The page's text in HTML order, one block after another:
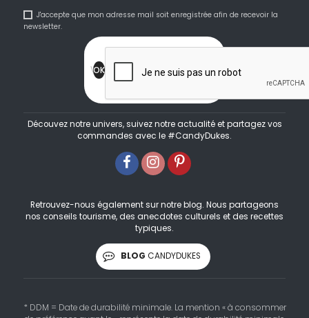
J'accepte que mon adresse mail soit enregistrée afin de recevoir la
newsletter.
Découvez notre univers, suivez notre actualité et partagez vos
commandes avec le #CandyDukes.
Retrouvez-nous également sur notre blog. Nous partageons
nos conseils tourisme, des anecdotes culturels et des recettes
typiques.
BLOG CANDYDUKES
* DDM = Date de durabilité minimale. La mention « à consommer